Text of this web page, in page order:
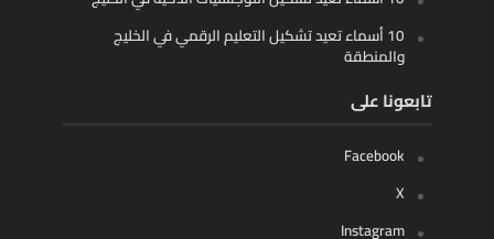
10 أسماء تعيد تشكيل التعليم الرقمي في الخليج
والمنطقة
تابعونا على
Facebook
X
Instagram